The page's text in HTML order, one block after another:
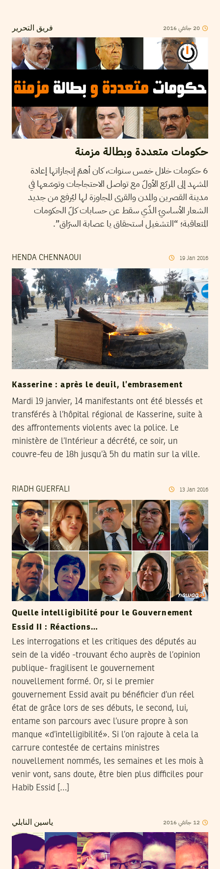
فريق التحرير 20 جانفي2016
حكومات متعددة وبطالة مزمنة
6 حكومات خلال خمس سنوات، كان أهمّ إنجازاتها إعادة
المشهد إلى المربّع الأولّ مع تواصل الاحتجاجات وتوسّعها في
مدينة القصرين والمدن والقرى المجاوزة لها ليُرفع من جديد
الشعار الأساسيّ الذّي سقط عن حسابات كلّ الحكومات
المتعاقبة؛ “التشغيل استحقاق يا عصابة السرّاق”.
HENDA CHENNAOUI 19 Jan 2016
Kasserine : après le deuil, l’embrasement
Mardi 19 janvier, 14 manifestants ont été blessés et
transférés à l’hôpital régional de Kasserine, suite à
des affrontements violents avec la police. Le
ministère de l’Intérieur a décrété, ce soir, un
couvre-feu de 18h jusqu’à 5h du matin sur la ville.
RIADH GUERFALI 13 Jan 2016
Quelle intelligibilité pour le Gouvernement
Essid II : Réactions…
Les interrogations et les critiques des députés au
sein de la vidéo -trouvant écho auprès de l’opinion
publique- fragilisent le gouvernement
nouvellement formé. Or, si le premier
gouvernement Essid avait pu bénéficier d’un réel
état de grâce lors de ses débuts, le second, lui,
entame son parcours avec l’usure propre à son
manque «d’intelligibilité». Si l’on rajoute à cela la
carrure contestée de certains ministres
nouvellement nommés, les semaines et les mois à
venir vont, sans doute, être bien plus difficiles pour
Habib Essid […]
ياسين النابلي 12 جانفي2016